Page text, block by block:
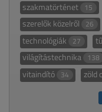
szakmatörténet 15
szerelők közelről 26
technológiák 27
világítástechnika 138
vitaindító 34 zöld